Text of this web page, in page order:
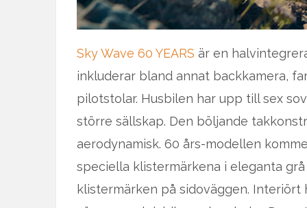
Sky Wave 60 YEARS är en
inkluderar bland annat backkamera,
pilotstolar. Husbilen har upp till sex
större sällskap. Den böljande
aerodynamisk. 60 års-modellen
speciella klistermärkena i eleganta
klistermärken på sidoväggen. Interiört